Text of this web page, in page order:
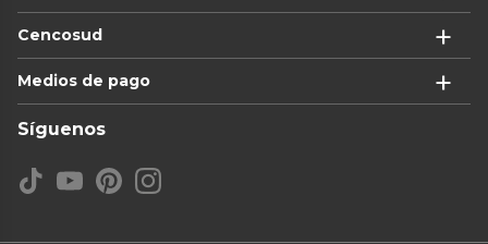
Cencosud
Medios de pago
Síguenos